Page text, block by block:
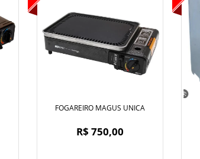
FOGAREIRO MAGUS UNICA
R$ 750,00